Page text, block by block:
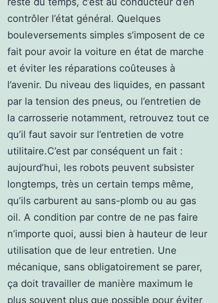
contrôler l’état général. Quelques
bouleversements simples s’imposent de ce
fait pour avoir la voiture en état de marche
et éviter les réparations coûteuses à
l’avenir. Du niveau des liquides, en passant
par la tension des pneus, ou l’entretien de
la carrosserie notamment, retrouvez tout ce
qu’il faut savoir sur l’entretien de votre
utilitaire.C’est par conséquent un fait :
aujourd’hui, les robots peuvent subsister
longtemps, très un certain temps même,
qu’ils carburent au sans-plomb ou au gas
oil. A condition par contre de ne pas faire
n’importe quoi, aussi bien à hauteur de leur
utilisation que de leur entretien. Une
mécanique, sans obligatoirement se parer,
ça doit travailler de manière maximum le
plus souvent plus que possible pour éviter